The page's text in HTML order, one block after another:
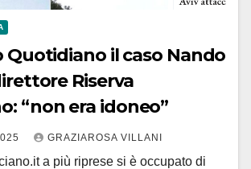
Quotidiano il caso Nando
Riserva
“non era idoneo”
GRAZIAROSA VILLANI
a più riprese si è occupato di